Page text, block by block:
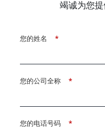
竭诚为您
*
您的姓名
*
您的公司全称
*
您的电话号码